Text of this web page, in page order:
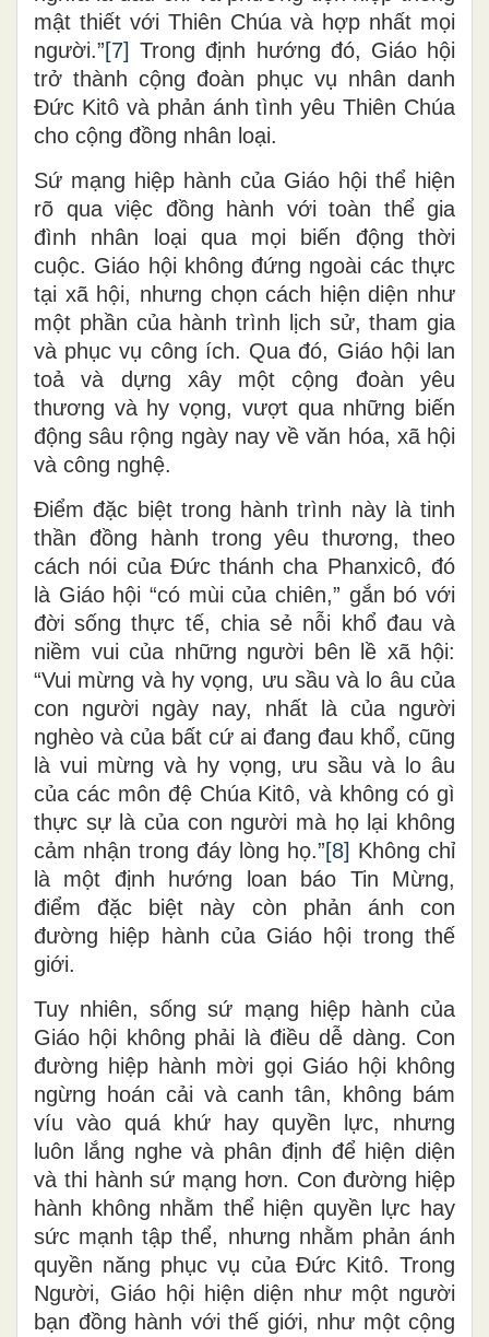
mật thiết với Thiên Chúa và hợp nhất mọi
người.”[7] Trong định hướng đó, Giáo hội
trở thành cộng đoàn phục vụ nhân danh
Đức Kitô và phản ánh tình yêu Thiên Chúa
cho cộng đồng nhân loại.
Sứ mạng hiệp hành của Giáo hội thể hiện
rõ qua việc đồng hành với toàn thể gia
đình nhân loại qua mọi biến động thời
cuộc. Giáo hội không đứng ngoài các thực
tại xã hội, nhưng chọn cách hiện diện như
một phần của hành trình lịch sử, tham gia
và phục vụ công ích. Qua đó, Giáo hội lan
toả và dựng xây một cộng đoàn yêu
thương và hy vọng, vượt qua những biến
động sâu rộng ngày nay về văn hóa, xã hội
và công nghệ.
Điểm đặc biệt trong hành trình này là tinh
thần đồng hành trong yêu thương, theo
cách nói của Đức thánh cha Phanxicô, đó
là Giáo hội “có mùi của chiên,” gắn bó với
đời sống thực tế, chia sẻ nỗi khổ đau và
niềm vui của những người bên lề xã hội:
“Vui mừng và hy vọng, ưu sầu và lo âu của
con người ngày nay, nhất là của người
nghèo và của bất cứ ai đang đau khổ, cũng
là vui mừng và hy vọng, ưu sầu và lo âu
của các môn đệ Chúa Kitô, và không có gì
thực sự là của con người mà họ lại không
cảm nhận trong đáy lòng họ.”[8] Không chỉ
là một định hướng loan báo Tin Mừng,
điểm đặc biệt này còn phản ánh con
đường hiệp hành của Giáo hội trong thế
giới.
Tuy nhiên, sống sứ mạng hiệp hành của
Giáo hội không phải là điều dễ dàng. Con
đường hiệp hành mời gọi Giáo hội không
ngừng hoán cải và canh tân, không bám
víu vào quá khứ hay quyền lực, nhưng
luôn lắng nghe và phân định để hiện diện
và thi hành sứ mạng hơn. Con đường hiệp
hành không nhằm thể hiện quyền lực hay
sức mạnh tập thể, nhưng nhằm phản ánh
quyền năng phục vụ của Đức Kitô. Trong
Người, Giáo hội hiện diện như một người
bạn đồng hành với thế giới, như một cộng